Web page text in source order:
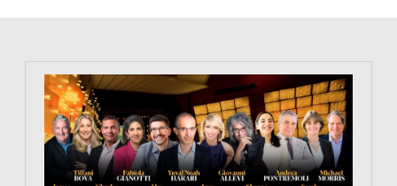
https://tinyurl.com/363fvfm9